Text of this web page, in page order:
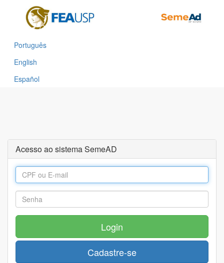
Português
English
Español
Acesso ao sistema SemeAD
Login
Cadastre-se